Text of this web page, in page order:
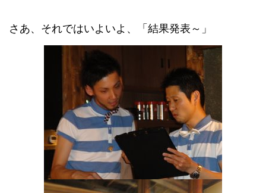
さあ、それではいよいよ、「結果発表～」